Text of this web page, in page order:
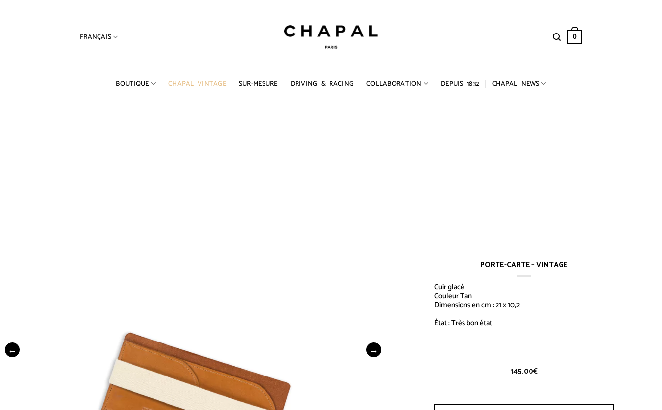
FRANÇAIS 0
BOUTIQUE CHAPAL VINTAGE SUR-MESURE DRIVING & RACING COLLABORATION DEPUIS 1832 CHAPAL NEWS
PORTE-CARTE – VINTAGE
Cuir glacé
Couleur Tan
Dimensions en cm : 21 x 10,2
État : Très bon état
145.00€